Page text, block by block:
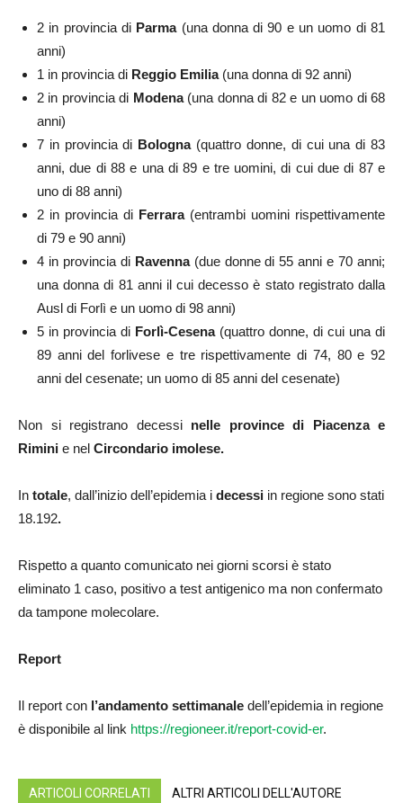
2 in provincia di Parma(una donna di 90 e un uomo di 81
anni)
1 in provincia di Reggio Emilia(una donna di 92 anni)
2 in provincia di Modena(una donna di 82 e un uomo di 68
anni)
7 in provincia di Bologna (quattro donne, di cui una di 83
anni, due di 88 e una di 89 e tre uomini, di cui due di 87 e
uno di 88 anni)
2 in provincia di Ferrara(entrambi uomini rispettivamente
di 79 e 90 anni)
4 in provincia di Ravenna(due donne di 55 anni e 70 anni;
una donna di 81 anni il cui decesso è stato registrato dalla
Ausl di Forlì e un uomo di 98 anni)
5 in provincia di Forlì-Cesena(quattro donne, di cui una di
89 anni del forlivese e tre rispettivamente di 74, 80 e 92
anni del cesenate; un uomo di 85 anni del cesenate)
Non si registrano decessi nelle province di Piacenza e
Rimini e nel Circondario imolese.
In totale, dall’inizio dell’epidemia i decessi in regione sono stati
18.192.
Rispetto a quanto comunicato nei giorni scorsi è stato
eliminato 1 caso, positivo a test antigenico ma non confermato
da tampone molecolare.
Report
Il report con l’andamento settimanale dell’epidemia in regione
è disponibile al link https://regioneer.it/report-covid-er.
ARTICOLI CORRELATI ALTRI ARTICOLI DELL'AUTORE